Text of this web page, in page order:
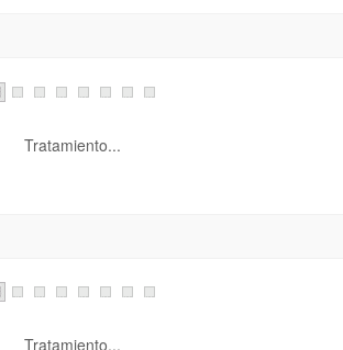
Tratamiento...
Tratamiento...